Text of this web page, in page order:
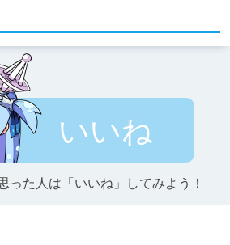
いいね
った人は「いいね」してみよう！